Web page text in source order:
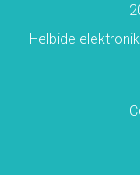
Helbide